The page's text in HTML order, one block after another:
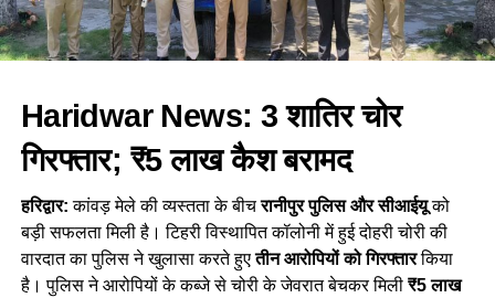
Haridwar News: 3 शातिर चोर
गिरफ्तार; ₹5 लाख कैश बरामद
हरिद्वार: कांवड़ मेले की व्यस्तता के बीचरानीपुर पुलिस और सीआईयूको
बड़ी सफलता मिली है। टिहरी विस्थापित कॉलोनी में हुई दोहरी चोरी की
वारदात का पुलिस ने खुलासा करते हुएतीन आरोपियों को गिरफ्तारकिया
है। पुलिस ने आरोपियों के कब्जे से चोरी के जेवरात बेचकर मिली ₹5 लाख